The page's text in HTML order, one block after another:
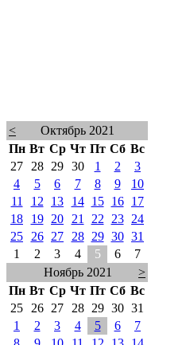
<
Октябрь 2021
Пн Вт Ср Чт Пт Сб Вс
27
28 29 30 1 2
3
4
5 6 7 8 9
10
11
12 13 14 15 16
17
18
19 20 21 22 23
24
25
26 27 28 29 30 31
1
2 3 4 5 6
7
Ноябрь 2021
>
Пн Вт Ср Чт Пт Сб Вс
25
26 27 28 29 30 31
1
2 3 4 5 6
7